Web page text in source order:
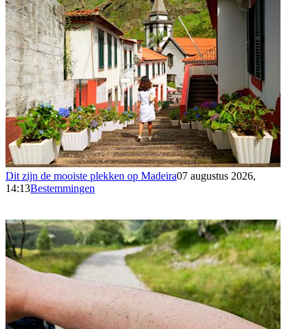
Dit zijn de mooiste plekken op Madeira07 augustus 2026,
14:13Bestemmingen